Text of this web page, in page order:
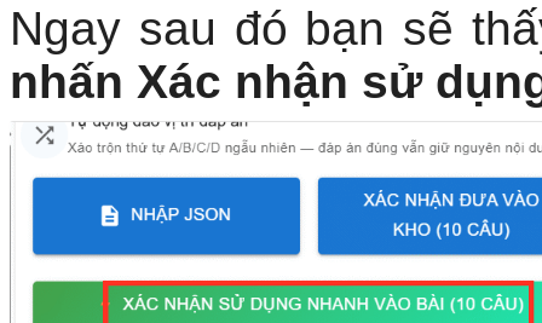
Ngay sau đó bạn sẽ
nhấn Xác nhận sử